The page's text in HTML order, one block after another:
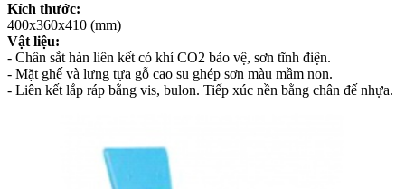
Kích thước:
400x360x410 (mm)
Vật liệu:
- Chân sắt hàn liên kết có khí CO2 bảo vệ, sơn tĩnh điện.
- Mặt ghế và lưng tựa gỗ cao su ghép sơn màu mầm non.
- Liên kết lắp ráp bằng vis, bulon. Tiếp xúc nền bằng chân đế nhựa.